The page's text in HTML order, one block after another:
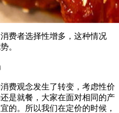
费者选择性增多，这种情况
。
观念发生了转变，考虑性价
是就餐，大家在面对相同的产
的。所以我们在定价的时候，